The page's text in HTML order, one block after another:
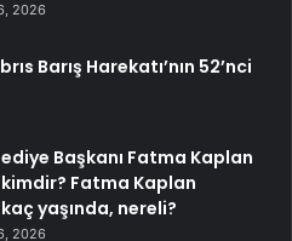
2026
Barış Harekatı’nın 52’nci
Başkanı Fatma Kaplan
Fatma Kaplan
yaşında, nereli?
2026